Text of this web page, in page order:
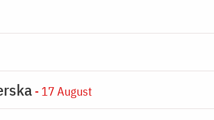
- 17 August